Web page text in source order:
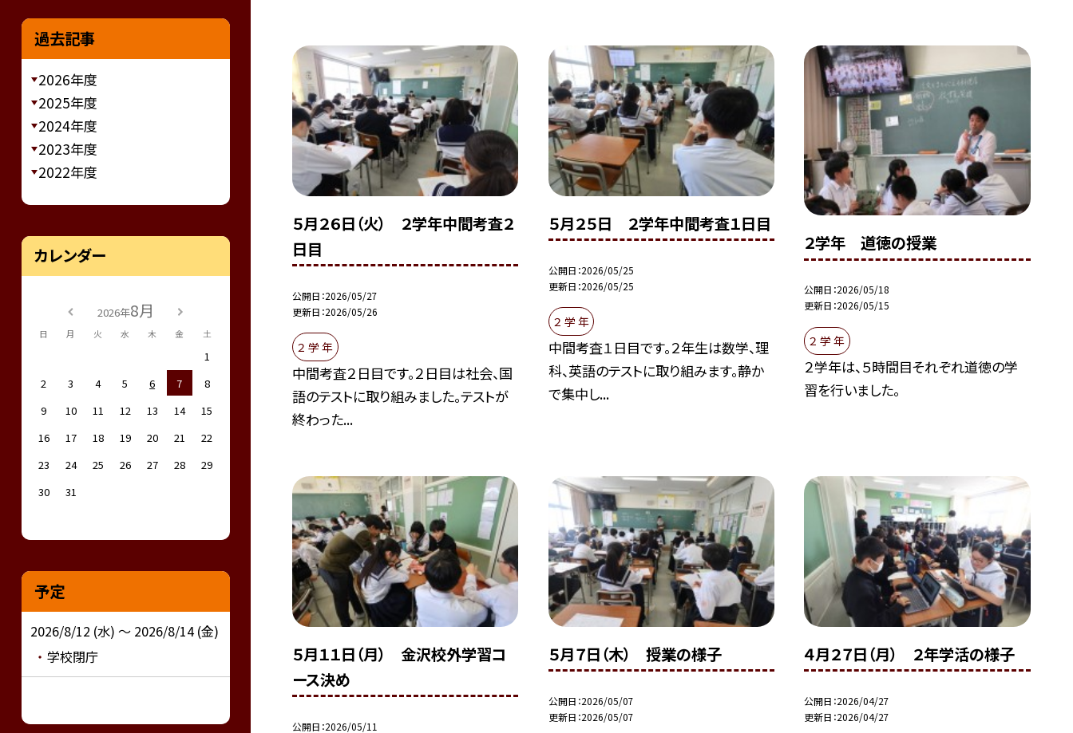
５月２６日（火） ２学年中間考査２
日目
公開日 2026/05/27
更新日 2026/05/26
２ 学 年
中間考査２日目です。２日目は社会、国
語のテストに取り組みました。テストが
終わった...
５月２５日 ２学年中間考査１日目
公開日 2026/05/25
更新日 2026/05/25
２ 学 年
中間考査１日目です。２年生は数学、理
科、英語のテストに取り組みます。静か
で集中し...
２学年 道徳の授業
公開日 2026/05/18
更新日 2026/05/15
２ 学 年
２学年は、５時間目それぞれ道徳の学
習を行いました。
５月１１日（月） 金沢校外学習コ
ース決め
公開日 2026/05/11
５月７日（木） 授業の様子
公開日 2026/05/07
更新日 2026/05/07
４月２７日（月） ２年学活の様子
公開日 2026/04/27
更新日 2026/04/27
過去記事
2026年度
2025年度
2024年度
2023年度
2022年度
カレンダー
2026年8月
日 月 火 水 木 金 土
1
2
3 4 5 6 7
8
9
10 11 12 13 14
15
16
17 18 19 20 21
22
23
24 25 26 27 28
29
30
31
予定
2026/8/12 (水) ～ 2026/8/14 (金)
学校閉庁